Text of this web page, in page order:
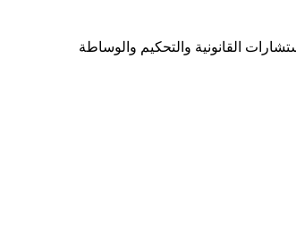
القانونية والتحكيم والوساطة